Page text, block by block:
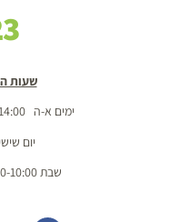
שעות
ימים א-ה 08:00-14:00 / 18:00-20:00
יום שישי 08:00-
שבת 08:00-10:00 / 18:00-20:00